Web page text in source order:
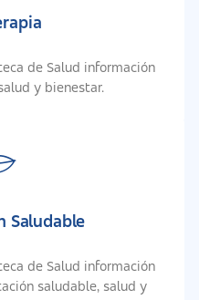
de Salud información
y bienestar.
Saludable
de Salud información
saludable, salud y